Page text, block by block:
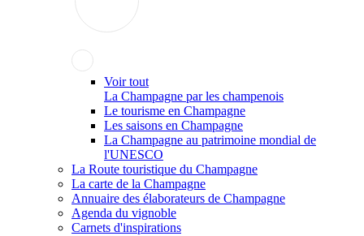
Voir tout
La Champagne par les champenois
Le tourisme en Champagne
Les saisons en Champagne
La Champagne au patrimoine mondial de
l'UNESCO
La Route touristique du Champagne
La carte de la Champagne
Annuaire des élaborateurs de Champagne
Agenda du vignoble
Carnets d'inspirations